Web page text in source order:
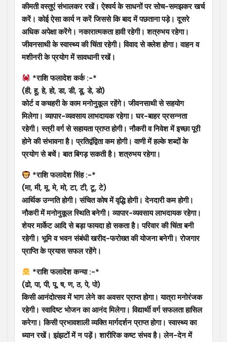
कीमती वस्तुएं संभालकर रखें। ऐश्वर्य के साधनों पर सोच-समझकर खर्च
करें। कोई ऐसा कार्य न करें जिससे कि बाद में पछताना पड़े। दूसरे
अधिक अपेक्षा करेंगे। नकारात्मकता हावी रहेगी। शत्रुभय रहेगा।
जीवनसाथी के स्वास्थ्य की चिंता रहेगी। विवाद से क्लेश होगा। वाहन व
मशीनरी के प्रयोग में सावधानी रखें।
*राशि फलादेश कर्क :-*
(ही, हू, हे, हो, डा, डी, डू, डे, डो)
कोर्ट व कचहरी के काम मनोनुकूल रहेंगे। जीवनसाथी से सहयोग
मिलेगा। व्यापार-व्यवसाय लाभदायक रहेगा। घर-बाहर प्रसन्नता
रहेगी। स्त्री वर्ग से सहायता प्राप्त होगी। नौकरी व निवेश में इच्छा पूरी
होने की संभावना है। प्रतिद्वंद्विता कम होगी। वाणी में हल्के शब्दों के
प्रयोग से बचें। बात बिगड़ सकती है। शत्रुभय रहेगा।
*राशि फलादेश सिंह :-*
(मा, मी, मू, मे, मो, टा, टी, टू, टे)
आर्थिक उन्नति होगी। संचित कोष में वृद्धि होगी। देनदारी कम होगी।
नौकरी में मनोनुकूल स्थिति बनेगी। व्यापार-व्यवसाय लाभदायक रहेगा।
शेयर मार्केट आदि से बड़ा फायदा हो सकता है। परिवार की चिंता बनी
रहेगी। भूमि व भवन संबंधी खरीद-फरोख्त की योजना बनेगी। रोजगार
प्राप्ति के प्रयास सफल रहेंगे।
*राशि फलादेश कन्या :-*
(ढो, पा, पी, पू, ष, ण, ठ, पे, पो)
किसी आनंदोत्सव में भाग लेने का अवसर प्राप्त होगा। यात्रा मनोरंजक
रहेगी। स्वादिष्ट भोजन का आनंद मिलेगा। विद्यार्थी वर्ग सफलता हासिल
करेगा। किसी प्रभावशाली व्यक्ति मार्गदर्शन प्राप्त होगा। स्वास्थ्य का
ध्यान रखें। झंझटों में न पड़ें। शारीरिक कष्ट संभव है। लेन-देन में